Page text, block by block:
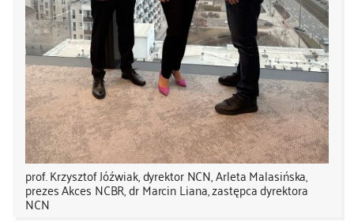
prof. Krzysztof Jóźwiak, dyrektor NCN, Arleta Malasińska,
prezes Akces NCBR, dr Marcin Liana, zastępca dyrektora
NCN